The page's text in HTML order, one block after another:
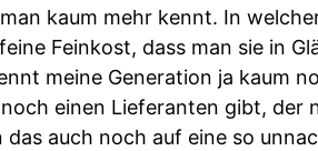
kaum mehr kennt. In
Feinkost, dass man sie in
meine Generation ja kaum
noch einen Lieferanten gibt, der
auch noch auf eine so